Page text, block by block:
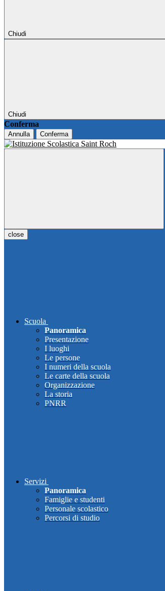
Chiudi
Chiudi
Conferma
Annulla Conferma
close
Scuola
Panoramica
Presentazione
I luoghi
Le persone
I numeri della scuola
Le carte della scuola
Organizzazione
La storia
PNRR
Servizi
Panoramica
Famiglie e studenti
Personale scolastico
Percorsi di studio